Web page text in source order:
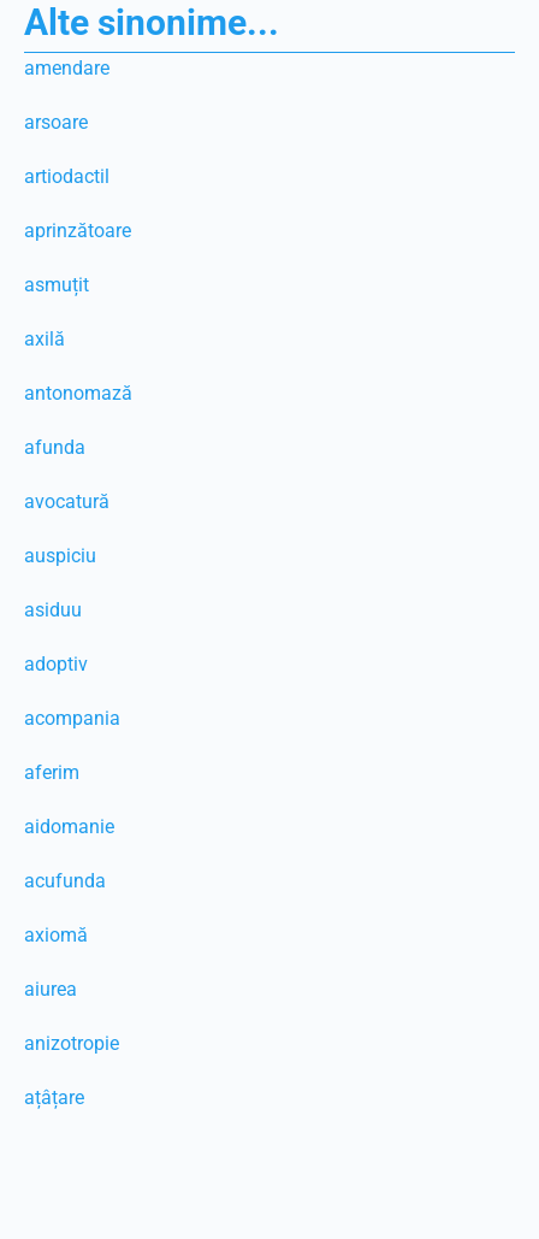
Alte sinonime...
amendare
arsoare
artiodactil
aprinzătoare
asmuțit
axilă
antonomază
afunda
avocatură
auspiciu
asiduu
adoptiv
acompania
aferim
aidomanie
acufunda
axiomă
aiurea
anizotropie
ațâțare